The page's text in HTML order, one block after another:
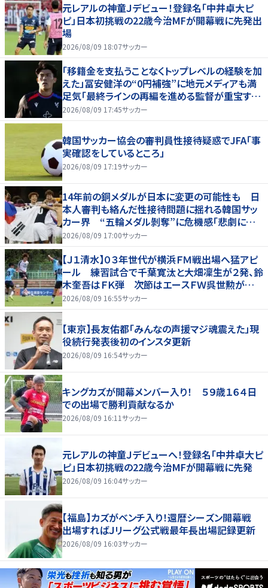
元レアルの神童Ｊデビュー！登録名「中井卓大ピ
ピ」日本初挑戦の22歳今治MFが開幕戦に先発出
場
2026/08/09 18:07サッカー
「移籍金を支払うことなくトップレベルの経験を加
えた」冨安健洋の“0円補強”に地元メディアも満
足気「最終ラインの再編を進める監督が重宝する
柔軟性を備えている」
2026/08/09 17:45サッカー
韓国サッカー協会の審判員性接待疑惑でJFA「事
実確認をしているところ」
2026/08/09 17:19サッカー
14年前の銅メダルが日本に変更の可能性も 日
本人審判も絡んだ性接待問題に揺れる韓国サッ
カー界 “五輪メダル剝奪”に危機感「悲劇に見
舞われる」
2026/08/09 17:00サッカー
【Ｊ１清水】０３年世代が横浜ＦＭ戦出場へ猛アピ
ール 練習試合で千葉寛汰と大畑凜生が２発、鈴
木奎吾はＦＫ弾 次節はエースＦＷ呉世勲が出
場停止
2026/08/09 16:55サッカー
【東京】長友佑都「みんなの声援マジ魂震えた」現
役続行発表後初のインスタ更新
2026/08/09 16:54サッカー
キングカズが開幕メンバー入り！ ５９歳１６４日
での出場で勝利貢献なるか
2026/08/09 16:11サッカー
元レアルの神童Ｊデビューへ！登録名「中井卓大ピ
ピ」日本初挑戦の22歳今治MFが開幕戦に先発
2026/08/09 16:04サッカー
【福島】カズがベンチ入り！還暦シーズン開幕戦
出場すればＪリーグ公式戦最年長出場記録更新
2026/08/09 16:03サッカー